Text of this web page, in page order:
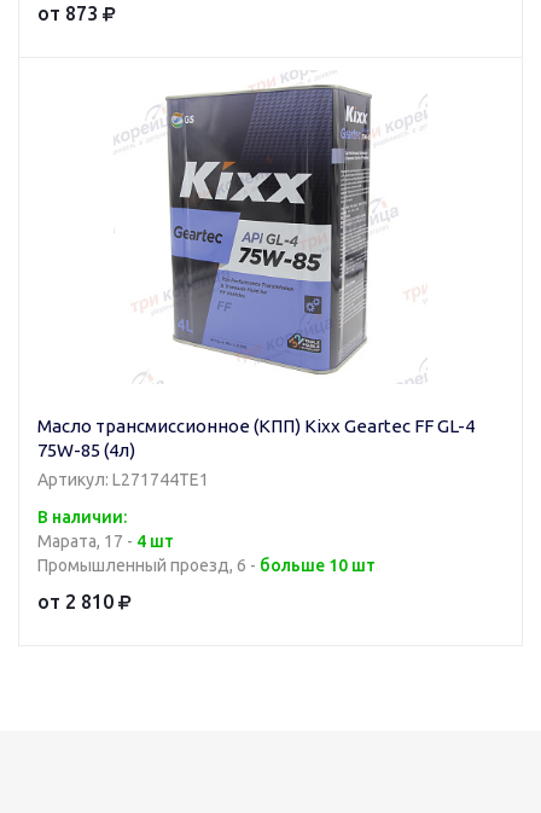
от 873
Масло трансмиссионное (КПП) Kixx Geartec FF GL-4
75W-85 (4л)
Артикул: L271744TE1
В наличии:
Марата, 17 - 4 шт
Промышленный проезд, 6 - больше 10 шт
от 2 810